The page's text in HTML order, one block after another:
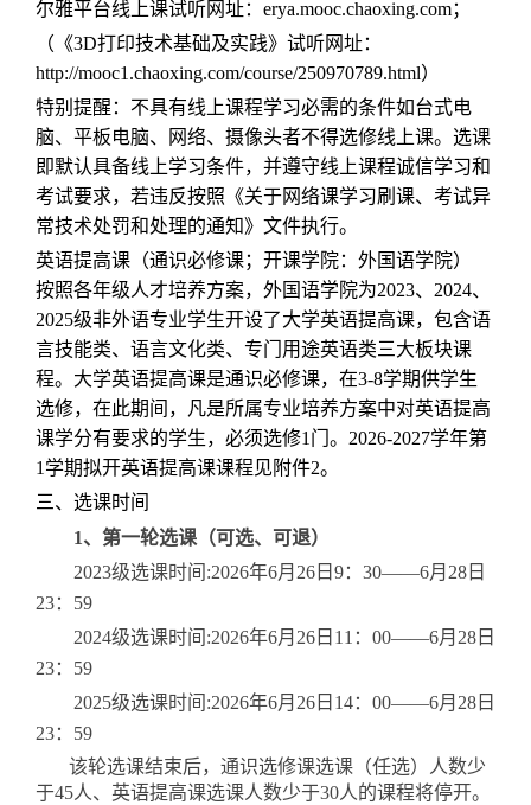
尔雅平台线上课试听网址： erya.mooc.chaoxing.com；
（《3D打印技术基础及实践》 试听网址：
http://mooc1.chaoxing.com/course/250970789.html）
特别提醒：不具有线上课程学习必需的条件如台式电
脑、平板电脑、网络、摄像头者不得选修线上课。选课
即默认具备线上学习条件，并遵守线上课程诚信学习和
考试要求，若违反按照《关于网络课学习刷课、考试异
常技术处罚和处理的通知》文件执行。
英语提高课（通识必修课；开课学院：外国语学院）
按照各年级人才培养方案，外国语学院为2023、2024、
2025级非外语专业学生开设了大学英语提高课，包含语
言技能类、语言文化类、专门用途英语类三大板块课
程。大学英语提高课是通识必修课，在3-8学期供学生
选修，在此期间，凡是所属专业培养方案中对英语提高
课学分有要求的学生，必须选修1门。2026-2027学年第
1学期拟开英语提高课课程见附件2。
三、选课时间
1、第一轮选课（可选、可退）
2023级选课时间 :2026年6月 26 日 9： 30——6月 28 日
23：59
2024级选课时间 :2026年6月 26 日 11：00——6月 28 日
23：59
2025级选课时间 :2026年6月 26 日 14：00——6月 28 日
23：59
该轮选课结束后，通识选修课选课 （任选）
人数少
于45人、英语提高课选课人数少于30人的课程将停开。